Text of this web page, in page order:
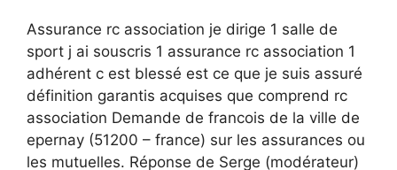
Assurance rc association je dirige 1 salle de
sport j ai souscris 1 assurance rc association 1
adhérent c est blessé est ce que je suis assuré
définition garantis acquises que comprend rc
association Demande de francois de la ville de
epernay (51200 – france) sur les assurances ou
les mutuelles. Réponse de Serge (modérateur)